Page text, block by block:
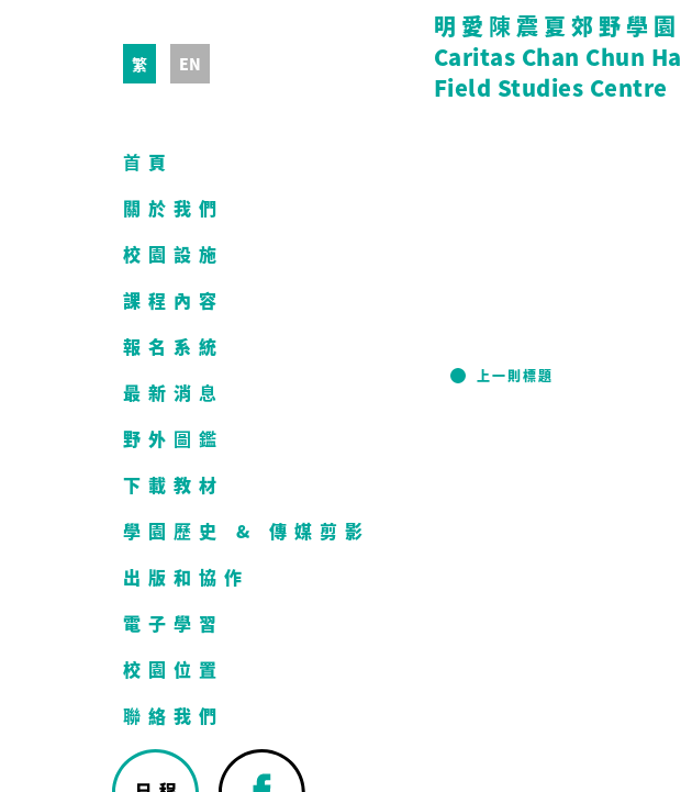
繁 EN
首頁
關於我們
校園設施
課程內容
報名系統
最新消息
野外圖鑑
下載教材
學園歷史 & 傳媒剪影
出版和協作
電子學習
校園位置
聯絡我們
明愛陳震夏郊野學園
Caritas Chan Chun Ha
Field Studies Centre
上一則標題